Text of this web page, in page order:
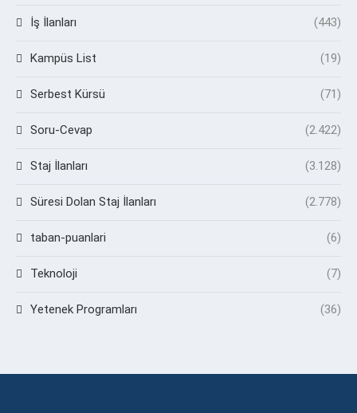
İş İlanları (443)
Kampüs List (19)
Serbest Kürsü (71)
Soru-Cevap (2.422)
Staj İlanları (3.128)
Süresi Dolan Staj İlanları (2.778)
taban-puanlari (6)
Teknoloji (7)
Yetenek Programları (36)